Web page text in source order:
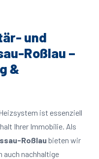
und
Roßlau –
&
ist essenziell
Ihrer Immobilie. Als
Roßlau bieten wir
auch nachhaltige